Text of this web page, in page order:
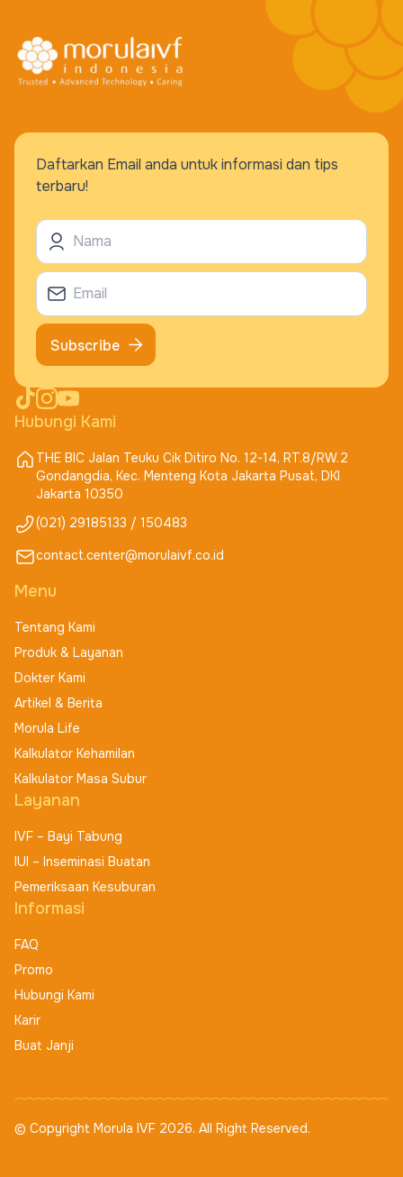
Hubungi Kami
THE BIC Jalan Teuku Cik Ditiro No. 12-14, RT.8/RW.2
Gondangdia, Kec. Menteng Kota Jakarta Pusat, DKI
Jakarta 10350
(021) 29185133 / 150483
contact.center@morulaivf.co.id
Menu
Tentang Kami
Produk & Layanan
Dokter Kami
Artikel & Berita
Morula Life
Kalkulator Kehamilan
Kalkulator Masa Subur
Layanan
IVF – Bayi Tabung
IUI – Inseminasi Buatan
Pemeriksaan Kesuburan
Informasi
FAQ
Promo
Hubungi Kami
Karir
Buat Janji
Daftarkan Email anda untuk informasi dan tips
terbaru!
Subscribe
© Copyright Morula IVF 2026. All Right Reserved.